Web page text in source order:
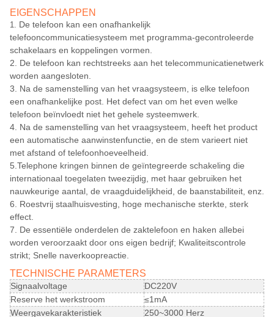
EIGENSCHAPPEN
1. De telefoon kan een onafhankelijk
telefooncommunicatiesysteem met programma-gecontroleerde
schakelaars en koppelingen vormen.
2. De telefoon kan rechtstreeks aan het telecommunicatienetwerk
worden aangesloten.
3. Na de samenstelling van het vraagsysteem, is elke telefoon
een onafhankelijke post. Het defect van om het even welke
telefoon beïnvloedt niet het gehele systeemwerk.
4. Na de samenstelling van het vraagsysteem, heeft het product
een automatische aanwinstenfunctie, en de stem varieert niet
met afstand of telefoonhoeveelheid.
5.Telephone kringen binnen de geïntegreerde schakeling die
internationaal toegelaten tweezijdig, met haar gebruiken het
nauwkeurige aantal, de vraagduidelijkheid, de baanstabiliteit, enz.
6. Roestvrij staalhuisvesting, hoge mechanische sterkte, sterk
effect.
7. De essentiële onderdelen de zaktelefoon en haken allebei
worden veroorzaakt door ons eigen bedrijf; Kwaliteitscontrole
strikt; Snelle naverkoopreactie.
TECHNISCHE PARAMETERS
Signaalvoltage
DC220V
Reserve het werkstroom
≤1mA
Weergavekarakteristiek
250~3000 Herz